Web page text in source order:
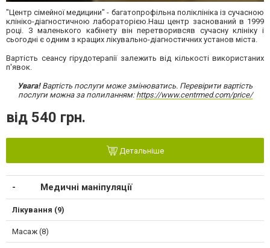
"Центр сімейної медицини" - багатопрофільна поліклініка із сучасною
клініко-діагностичною лабораторією.Наш центр заснований в 1999
році. З маленького кабінету він перетворивсяв сучасну клініку і
сьогодні є одним з кращих лікувально-діагностичних установ міста.
Вартість сеансу гірудотерапії залежить від кількості використаних
п'явок.
Увага! Вартість послуги може змінюватись. Перевірити вартість
послуги можна за полиланням: https://www.centrmed.com/price/
від 540 грн.
Детальніше
Медичні маніпуляції
Лікування (9)
Масаж (8)